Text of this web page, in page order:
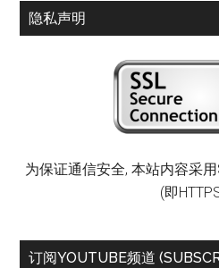
隐私声明
为保证通信安全, 本站内容采
(即
订阅YOUTUBE频道